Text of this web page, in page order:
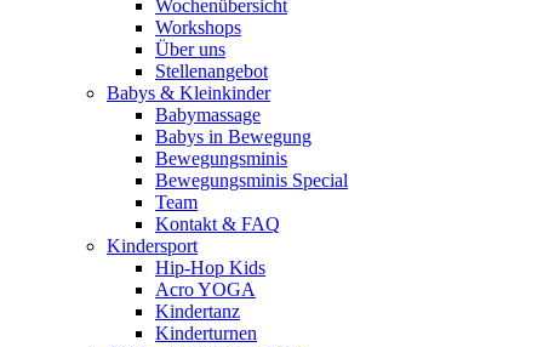
Wochenübersicht
Workshops
Über uns
Stellenangebot
Babys & Kleinkinder
Babymassage
Babys in Bewegung
Bewegungsminis
Bewegungsminis Special
Team
Kontakt & FAQ
Kindersport
Hip-Hop Kids
Acro YOGA
Kindertanz
Kinderturnen